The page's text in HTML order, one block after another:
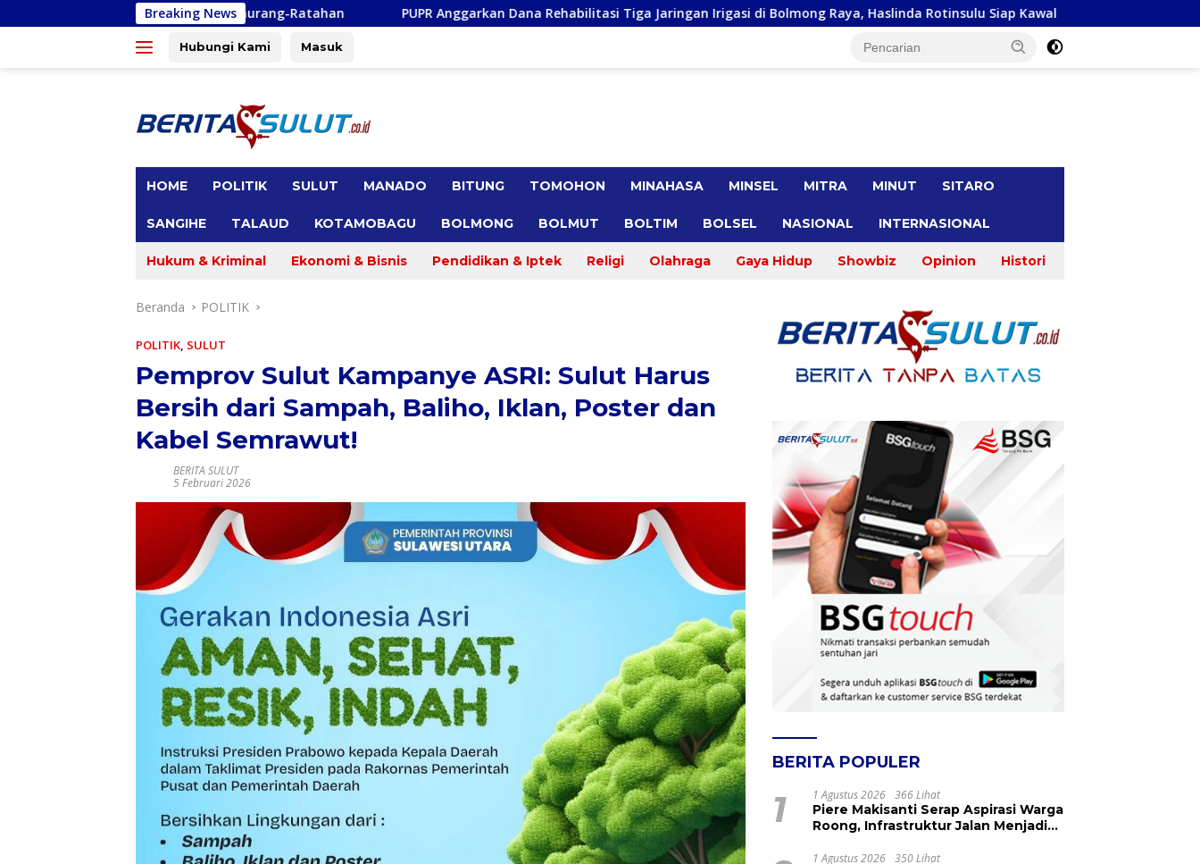
ke
Breaking News
dan Amurang-Ratahan PUPR Anggarkan Dana Rehabilitasi Tiga Jaringan Irigasi di Bolmong Raya, Haslinda Rotinsulu Siap Kawal Malu Bertemu Konstiuen, Gracia Y Oroh
Hubungi Kami Masuk
HOME POLITIK SULUT MANADO BITUNG TOMOHON MINAHASA MINSEL MITRA MINUT SITARO
SANGIHE TALAUD KOTAMOBAGU BOLMONG BOLMUT BOLTIM BOLSEL NASIONAL INTERNASIONAL
Hukum & Kriminal Ekonomi & Bisnis Pendidikan & Iptek Religi Olahraga Gaya Hidup Showbiz Opinion Histori
Beranda POLITIK
POLITIK, SULUT
Pemprov Sulut Kampanye ASRI: Sulut Harus
Bersih dari Sampah, Baliho, Iklan, Poster dan
Kabel Semrawut!
BERITA SULUT
5 Februari 2026
BERITA POPULER
1 1 Agustus 2026 366 Lihat
Piere Makisanti Serap Aspirasi Warga
Roong, Infrastruktur Jalan Menjadi
1 Agustus 2026 350 Lihat